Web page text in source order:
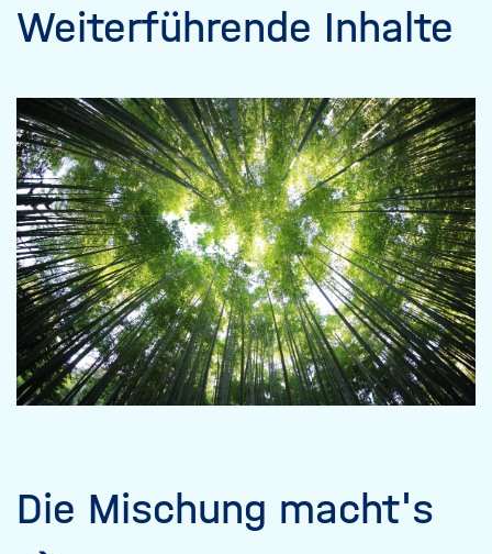
Weiterführende Inhalte
Die Mischung macht's